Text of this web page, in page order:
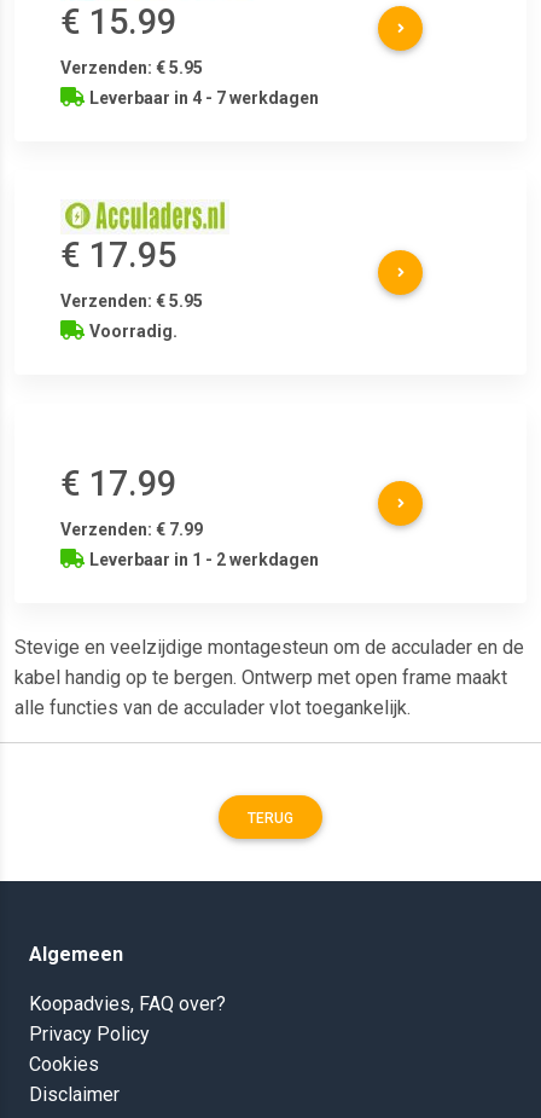
€ 15.99
Verzenden: € 5.95
Leverbaar in 4 - 7 werkdagen
€ 17.95
Verzenden: € 5.95
Voorradig.
€ 17.99
Verzenden: € 7.99
Leverbaar in 1 - 2 werkdagen
Stevige en veelzijdige montagesteun om de acculader en de
kabel handig op te bergen. Ontwerp met open frame maakt
alle functies van de acculader vlot toegankelijk.
TERUG
Algemeen
Koopadvies, FAQ over?
Privacy Policy
Cookies
Disclaimer